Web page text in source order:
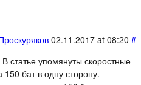
02.11.2017 at 08:20 #
статье упомянуты скоростные
150 бат в одну сторону.